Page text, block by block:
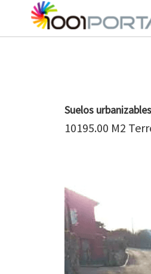
Suelos
10195.00 M2